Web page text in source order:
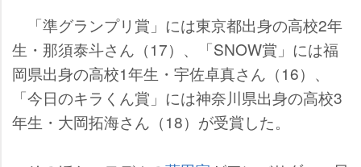
「準グランプリ賞」には東京都出身の高校2年
生・那須泰斗さん（17）、「SNOW賞」には福
岡県出身の高校1年生・宇佐卓真さん（16）、
「今日のキラくん賞」には神奈川県出身の高校3
年生・大岡拓海さん（18）が受賞した。